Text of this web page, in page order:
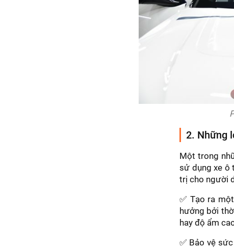
2. Những
Một trong
sử dụng xe ô
trị cho người
✅ Tạo ra
hưởng bởi
hay độ ẩm
✅ Bảo vệ